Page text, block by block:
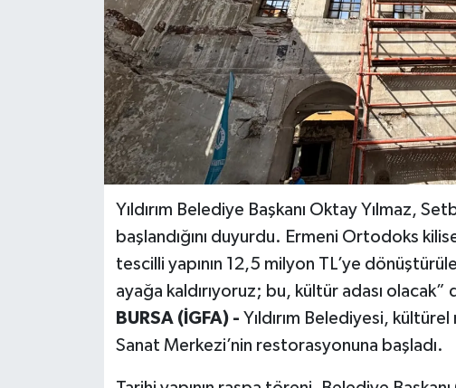
Yıldırım Belediye Başkanı Oktay Yılmaz,
başlandığını duyurdu. Ermeni Ortodoks
tescilli yapının 12,5 milyon TL’ye
ayağa kaldırıyoruz; bu, kültür adası olacak”
BURSA (İGFA) - Yıldırım Belediyesi, kültürel
Sanat Merkezi’nin restorasyonuna başladı.